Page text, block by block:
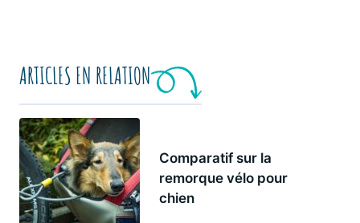
ARTICLES EN RELATION
Comparatif sur la
remorque vélo pour
chien